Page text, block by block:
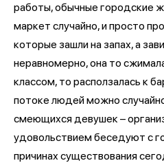
работы, обычные городские
маркет случайно, и просто
которые зашли на запах, а
неравномерно, она то
классом, то расползалась к
потоке людей можно
смеющихся девушек –
удовольствием беседуют с
причинах существования